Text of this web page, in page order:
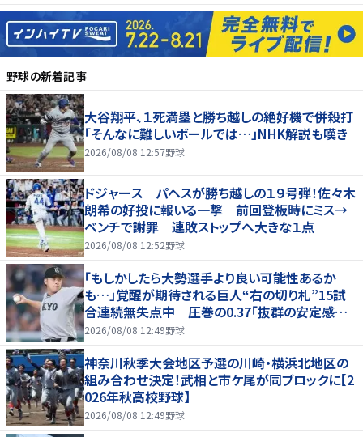
野球の新着記事
大谷翔平、１死満塁と勝ち越しの絶好機で併殺打
「そんなに難しいボールでは…」NHK解説も嘆き
2026/08/08 12:57野球
ドジャース パヘスが勝ち越しの１９号弾！佐々木
朗希の好投に報いる一撃 前回登板時にミス→
ベンチで謝罪 連敗ストップへ大きな１点
2026/08/08 12:52野球
「もしかしたら大勢選手より良い可能性あるか
も…」覚醒が期待される巨人“右の切り札”15試
合連続無失点中 圧巻の0.37「抜群の安定感を
持っている」
2026/08/08 12:49野球
神奈川秋季大会地区予選の川崎・横浜北地区の
組み合わせ決定！武相と市ケ尾が同ブロックに【2
026年秋高校野球】
2026/08/08 12:49野球